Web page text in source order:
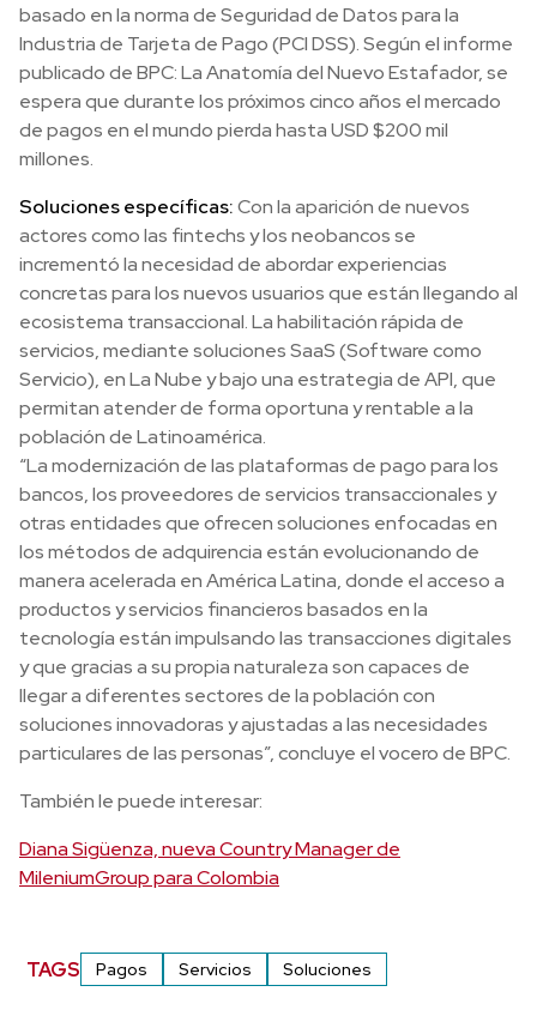
basado en la norma de Seguridad de Datos para la
Industria de Tarjeta de Pago (PCI DSS). Según el informe
publicado de BPC: La Anatomía del Nuevo Estafador, se
espera que durante los próximos cinco años el mercado
de pagos en el mundo pierda hasta USD $200 mil
millones.
Soluciones específicas:Con la aparición de nuevos
actores como las fintechs y los neobancos se
incrementó la necesidad de abordar experiencias
concretas para los nuevos usuarios que están llegando al
ecosistema transaccional. La habilitación rápida de
servicios, mediante soluciones SaaS (Software como
Servicio), en La Nube y bajo una estrategia de API, que
permitan atender de forma oportuna y rentable a la
población de Latinoamérica.
“La modernización de las plataformas de pago para los
bancos, los proveedores de servicios transaccionales y
otras entidades que ofrecen soluciones enfocadas en
los métodos de adquirencia están evolucionando de
manera acelerada en América Latina, donde el acceso a
productos y servicios financieros basados en la
tecnología están impulsando las transacciones digitales
y que gracias a su propia naturaleza son capaces de
llegar a diferentes sectores de la población con
soluciones innovadoras y ajustadas a las necesidades
particulares de las personas”, concluye el vocero de BPC.
También le puede interesar:
Diana Sigüenza, nueva Country Manager de
MileniumGroup para Colombia
TAGS Pagos Servicios Soluciones